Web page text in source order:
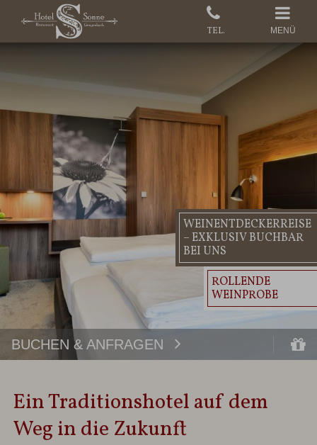
MENÜ
BUCHEN & ANFRAGEN
WEINENTDECKERREISE
– EXKLUSIV BUCHBAR
BEI UNS
ROLLENDE
WEINPROBE
Ein Traditionshotel auf dem
Weg in die Zukunft